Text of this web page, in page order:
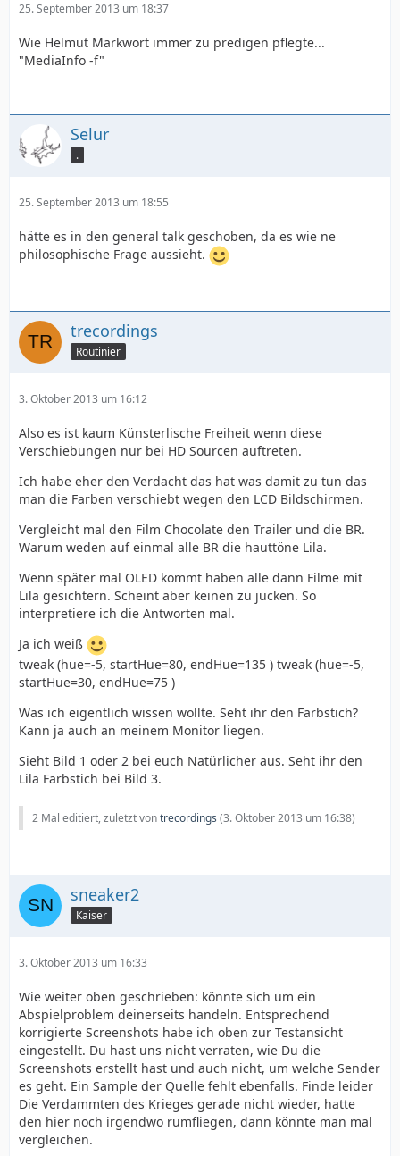
25. September 2013 um 18:37
Wie Helmut Markwort immer zu predigen pflegte...
"MediaInfo -f"
Selur
.
25. September 2013 um 18:55
hätte es in den general talk geschoben, da es wie ne
philosophische Frage aussieht.
trecordings
Routinier
3. Oktober 2013 um 16:12
Also es ist kaum Künsterlische Freiheit wenn diese
Verschiebungen nur bei HD Sourcen auftreten.
Ich habe eher den Verdacht das hat was damit zu tun das
man die Farben verschiebt wegen den LCD Bildschirmen.
Vergleicht mal den Film Chocolate den Trailer und die BR.
Warum weden auf einmal alle BR die hauttöne Lila.
Wenn später mal OLED kommt haben alle dann Filme mit
Lila gesichtern. Scheint aber keinen zu jucken. So
interpretiere ich die Antworten mal.
Ja ich weiß
tweak (hue=-5, startHue=80, endHue=135 ) tweak (hue=-5,
startHue=30, endHue=75 )
Was ich eigentlich wissen wollte. Seht ihr den Farbstich?
Kann ja auch an meinem Monitor liegen.
Sieht Bild 1 oder 2 bei euch Natürlicher aus. Seht ihr den
Lila Farbstich bei Bild 3.
2 Mal editiert, zuletzt vontrecordings (3. Oktober 2013 um 16:38)
sneaker2
Kaiser
3. Oktober 2013 um 16:33
Wie weiter oben geschrieben: könnte sich um ein
Abspielproblem deinerseits handeln. Entsprechend
korrigierte Screenshots habe ich oben zur Testansicht
eingestellt. Du hast uns nicht verraten, wie Du die
Screenshots erstellt hast und auch nicht, um welche Sender
es geht. Ein Sample der Quelle fehlt ebenfalls. Finde leider
Die Verdammten des Krieges gerade nicht wieder, hatte
den hier noch irgendwo rumfliegen, dann könnte man mal
vergleichen.